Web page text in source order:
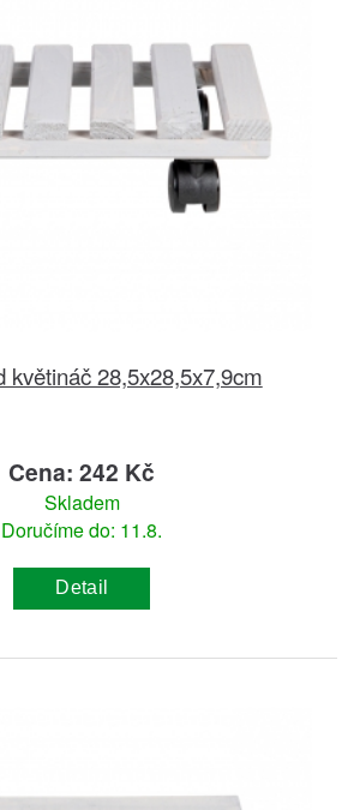
květináč 28,5x28,5x7,9cm
Cena: 242 Kč
Skladem
Doručíme do: 11.8.
Detail